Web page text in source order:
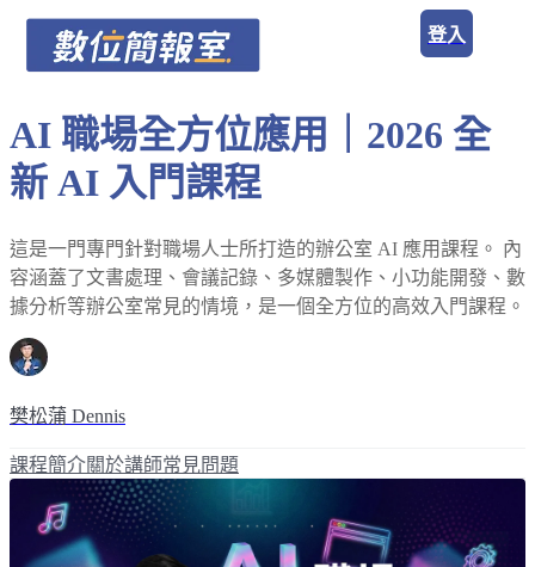
登入
AI 職場全方位應用｜2026 全
新 AI 入門課程
這是一門專門針對職場人士所打造的辦公室 AI 應用課程。 內
容涵蓋了文書處理、會議記錄、多媒體製作、小功能開發、數
據分析等辦公室常見的情境，是一個全方位的高效入門課程。
樊松蒲 Dennis
課程簡介關於講師常見問題